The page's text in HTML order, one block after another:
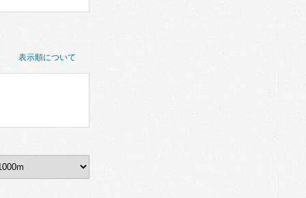
表示順について